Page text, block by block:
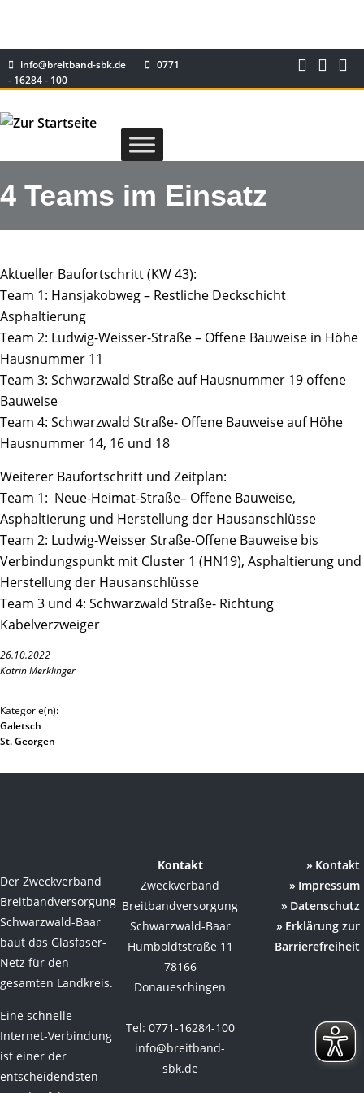
info@breitband-sbk.de
0771
- 16284 - 100
4 Teams im Einsatz
Aktueller Baufortschritt (KW 43):
Team 1: Hansjakobweg – Restliche Deckschicht
Asphaltierung
Team 2: Ludwig-Weisser-Straße – Offene Bauweise in Höhe
Hausnummer 11
Team 3: Schwarzwald Straße auf Hausnummer 19 offene
Bauweise
Team 4: Schwarzwald Straße- Offene Bauweise auf Höhe
Hausnummer 14, 16 und 18
Weiterer Baufortschritt und Zeitplan:
Team 1: Neue-Heimat-Straße– Offene Bauweise,
Asphaltierung und Herstellung der Hausanschlüsse
Team 2: Ludwig-Weisser Straße-Offene Bauweise bis
Verbindungspunkt mit Cluster 1 (HN19), Asphaltierung und
Herstellung der Hausanschlüsse
Team 3 und 4: Schwarzwald Straße- Richtung
Kabelverzweiger
26.10.2022
Katrin Merklinger
Kategorie(n):
Galetsch
St. Georgen
Der Zweckverband
Breitbandversorgung
Schwarzwald-Baar
baut das Glasfaser-
Netz für den
gesamten Landkreis.
Eine schnelle
Internet-Verbindung
ist einer der
entscheidendsten
Kontakt
Zweckverband
Breitbandversorgung
Schwarzwald-Baar
Humboldtstraße 11
78166
Donaueschingen
Tel: 0771-16284-100
info@breitband-
sbk.de
Kontakt
Impressum
Datenschutz
Erklärung zur
Barrierefreiheit